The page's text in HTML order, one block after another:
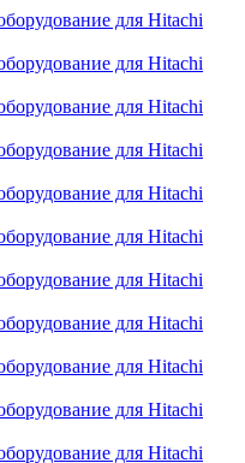
для Hitachi
для Hitachi
для Hitachi
для Hitachi
для Hitachi
для Hitachi
для Hitachi
для Hitachi
для Hitachi
для Hitachi
для Hitachi